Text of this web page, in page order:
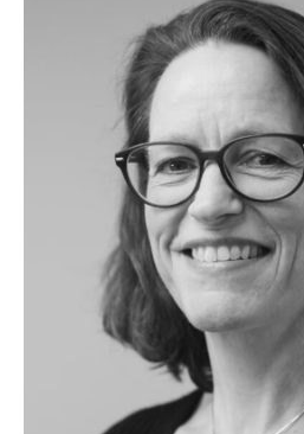
Hun har også vært medlem
kredittkomité de siste fem
begynte i Norfund hadde
Goldman Sachs,
Holdings, CVS Corporation
Company. Hun har vært
Stock Exchange og
Ghana, og medlem av det
investeringsstyret for
Ghanas statlige
medlem av Africa Advisory
Business School. Hun har
Business School og en
fra Vassar College.